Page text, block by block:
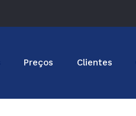
Preços Clientes